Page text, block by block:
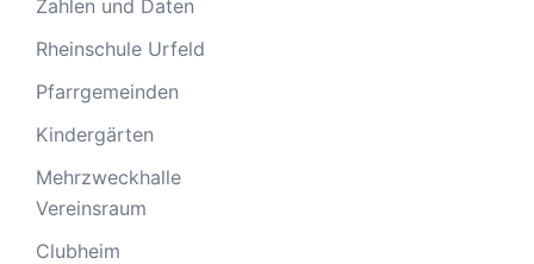
Zahlen und Daten
Rheinschule Urfeld
Pfarrgemeinden
Kindergärten
Mehrzweckhalle
Vereinsraum
Clubheim